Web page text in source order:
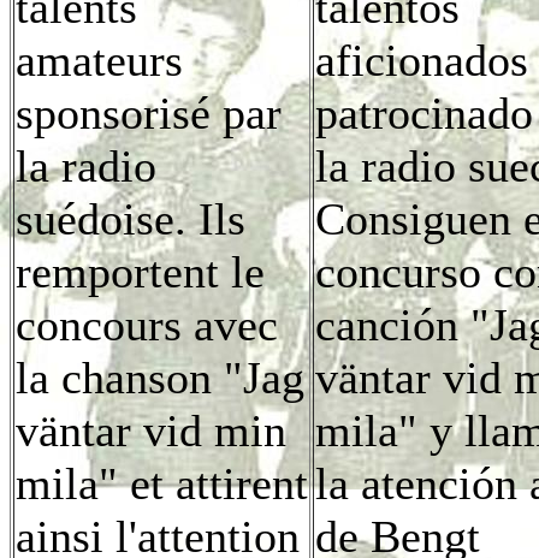
amateurs
sponsorisé par
la radio
suédoise. Ils
remportent le
concours avec
la chanson "Jag
väntar vid min
mila" et attirent
ainsi l'attention
aficionados
la radio
Consiguen
concurso
canción
väntar vid
mila" y
la atención
de Bengt